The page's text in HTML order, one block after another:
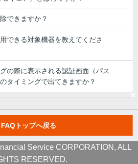
できますか？
できる対象機器を教えてくださ
の際に表示される認証画面（パス
タイミングで出てきますか？
FAQトップへ戻る
Service CORPORATION, ALL
RESERVED.